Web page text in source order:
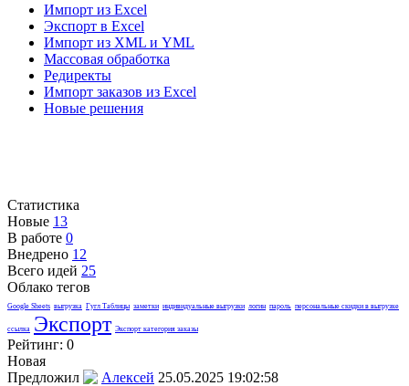
Импорт из Excel
Экспорт в Excel
Импорт из XML и YML
Массовая обработка
Редиректы
Импорт заказов из Excel
Новые решения
Статистика
Новые 13
В работе 0
Внедрено 12
Всего идей 25
Облако тегов
Google Sheets выгрузка Гугл Таблицы заметки индивидуальные выгрузки логин пароль персональные скидки в выгрузке
ссылка Экспорт Экспорт категория заказы
Рейтинг: 0
Новая
Предложил
Алексей 25.05.2025 19:02:58